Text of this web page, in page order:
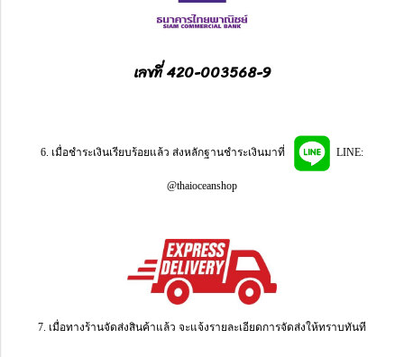
เลขที่ 420-003568-9
6. เมื่อชำระเงินเรียบร้อยแล้ว ส่งหลักฐานชำระเงินมาที่ LINE:
@thaioceanshop
7. เมื่อทางร้านจัดส่งสินค้าแล้ว จะแจ้งรายละเอียดการจัดส่งให้ทราบทันที